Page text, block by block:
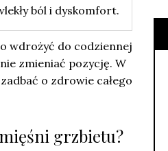
ból i dyskomfort.
wdrożyć do codziennej
zmieniać pozycję. W
o zdrowie całego
grzbietu?